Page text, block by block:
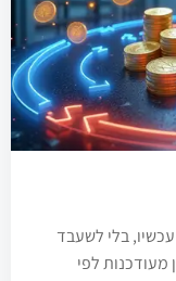
בלי לשעבד
מעודכנות לפי